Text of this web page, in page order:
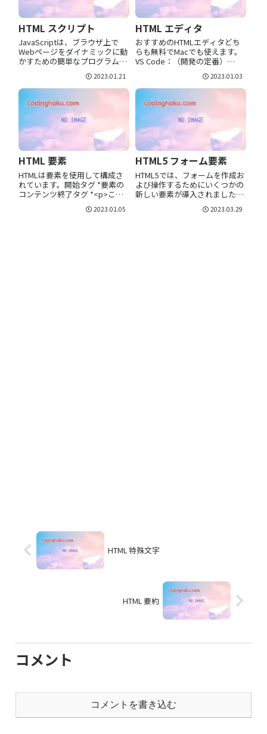
HTML スクリプト
JavaScriptは、ブラウザ上で
Webページをダイナミックに動
かすための簡単なプログラムで
す。scriptタグscriptタグは、ス
クリプト（例えばJavaScript）
を文書内に埋め込んだり、外部
スクリプトを読み込んだりする
ことができ...
2023.01.21
HTML エディタ
おすすめのHTMLエディタどち
らも無料でMacでも使えます。
VS Code：（開発の定番）
Sublime Text：（メモ帳のよう
なシンプル） オンライン：（ダ
ウンロード不要） Visual Studio
CodeVisual Studi...
2023.01.03
HTML 要素
HTMLは要素を使用して構成さ
れています。開始タグ *要素の
コンテンツ終了タグ *<p>これ
href="codinghaku.com">これ
2023.01.05
HTML5 フォーム要素
HTML5では、フォームを作成お
よび操作するためにいくつかの
新しい要素が導入されました。
合わせて、ユーザーが入力でき
2023.03.29
HTML 特殊文字
HTML 要約
コメント
コメントを書き込む